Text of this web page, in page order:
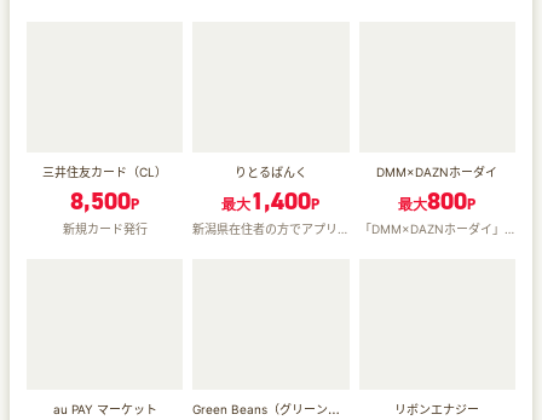
三井住友カード（CL）
8,500P
新規カード発行
りとるばんく
最大1,400P
DMM×DAZNホーダイ
最大800P
au PAY マーケット Green Beans（グリーンビーンズ）（初回利用者向け） リボンエナジー